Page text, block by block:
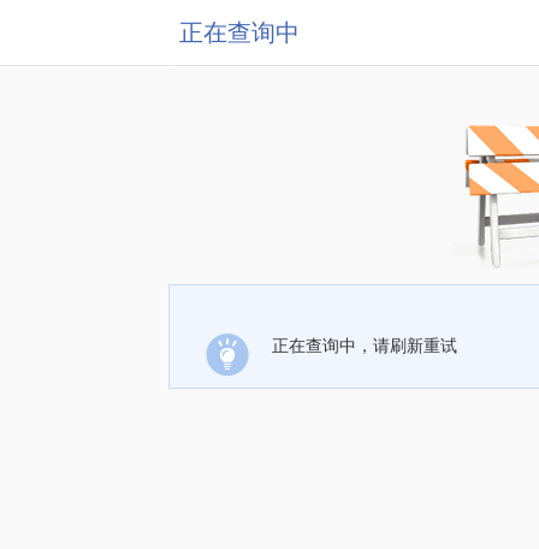
正在查询中
正在查询中，请刷新重试